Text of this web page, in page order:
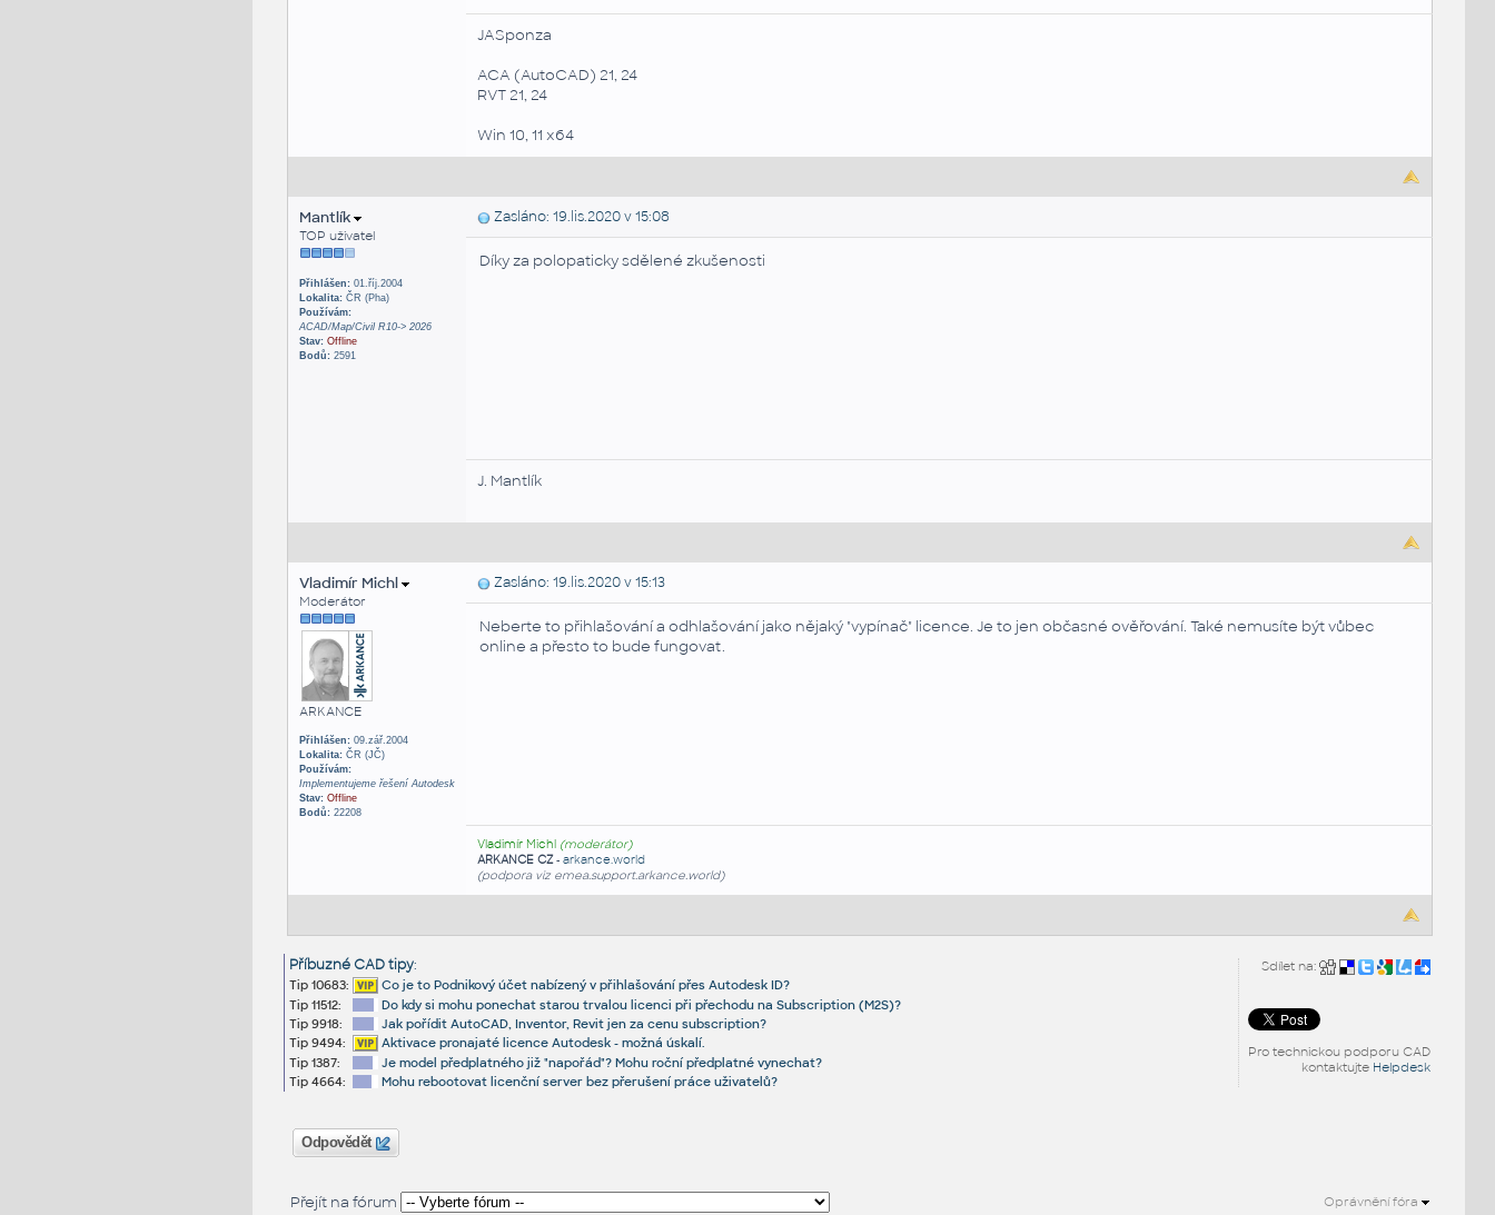
JASponza
ACA (AutoCAD) 21, 24
RVT 21, 24
Win 10, 11 x64
Mantlík
TOP uživatel
Přihlášen:01.říj.2004
Lokalita:ČR (Pha)
Používám:
ACAD/Map/Civil R10-> 2026
Stav: Offline
Bodů:2591
Zasláno: 19.lis.2020 v 15:08
Díky za polopaticky sdělené zkušenosti
J. Mantlík
Vladimír Michl
Moderátor
ARKANCE
Přihlášen:09.zář.2004
Lokalita:ČR (JČ)
Používám:
Implementujeme řešení Autodesk
Stav: Offline
Bodů:22208
Zasláno: 19.lis.2020 v 15:13
Neberte to přihlašování a odhlašování jako nějaký "vypínač" licence. Je to jen občasné ověřování. Také nemusíte být vůbec
online a přesto to bude fungovat.
Vladimír Michl (moderátor)
ARKANCE CZ- arkance.world
(podpora viz emea.support.arkance.world)
Sdílet na:
Pro technickou podporu CAD
kontaktujte Helpdesk
Příbuzné CAD tipy:
Tip 10683:
Co je to Podnikový účet nabízený v přihlašování přes Autodesk ID?
Tip 11512:
Do kdy si mohu ponechat starou trvalou licenci při přechodu na Subscription (M2S)?
Tip 9918:
Jak pořídit AutoCAD, Inventor, Revit jen za cenu subscription?
Tip 9494:
Aktivace pronajaté licence Autodesk - možná úskalí.
Tip 1387:
Je model předplatného již "napořád"? Mohu roční předplatné vynechat?
Tip 4664:
Mohu rebootovat licenční server bez přerušení práce uživatelů?
Odpovědět
Přejít na fórum Oprávnění fóra